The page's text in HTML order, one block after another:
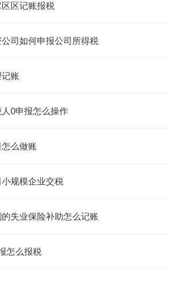
区记账报税
司如何申报公司所得税
账
0申报怎么操作
么做账
规模企业交税
失业保险补助怎么记账
怎么报税